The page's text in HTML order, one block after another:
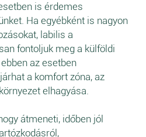
is érdemes
Ha egyébként is nagyon
labilis a
fontoljuk meg a külföldi
az esetben
a komfort zóna, az
elhagyása.
átmeneti, időben jól